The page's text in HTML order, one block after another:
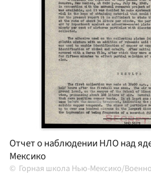
Отчет о наблюдении НЛО над
Мексико
Горная школа Нью-Мексико/